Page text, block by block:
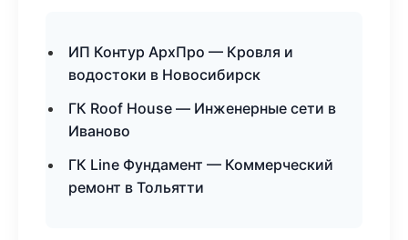
ИП Контур АрхПро — Кровля и
водостоки в Новосибирск
ГК Roof House — Инженерные сети в
Иваново
ГК Line Фундамент — Коммерческий
ремонт в Тольятти